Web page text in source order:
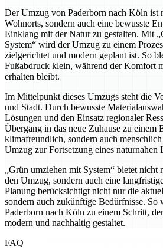
Der Umzug von Paderborn nach Köln ist
Wohnorts, sondern auch eine bewusste
Einklang mit der Natur zu gestalten. Mit
System“ wird der Umzug zu einem
zielgerichtet und modern geplant ist. So
Fußabdruck klein, während der Komfort
erhalten bleibt.
Im Mittelpunkt dieses Umzugs steht die
und Stadt. Durch bewusste
Lösungen und den Einsatz regionaler
Übergang in das neue Zuhause zu einem
klimafreundlich, sondern auch
Umzug zur Fortsetzung eines naturnahen
„Grün umziehen mit System“ bietet nicht
den Umzug, sondern auch eine
Planung berücksichtigt nicht nur die
sondern auch zukünftige Bedürfnisse. So
Paderborn nach Köln zu einem Schritt,
modern und nachhaltig gestaltet.
FAQ